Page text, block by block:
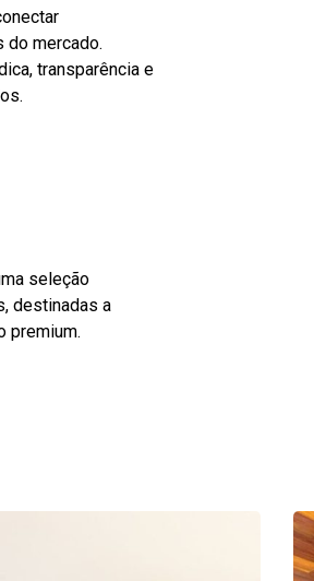
mercado.
transparência e
seleção
destinadas a
premium.